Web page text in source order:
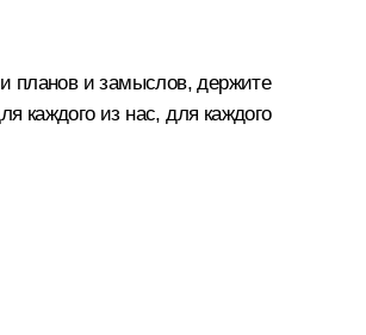
планов и замыслов, держите
каждого из нас, для каждого